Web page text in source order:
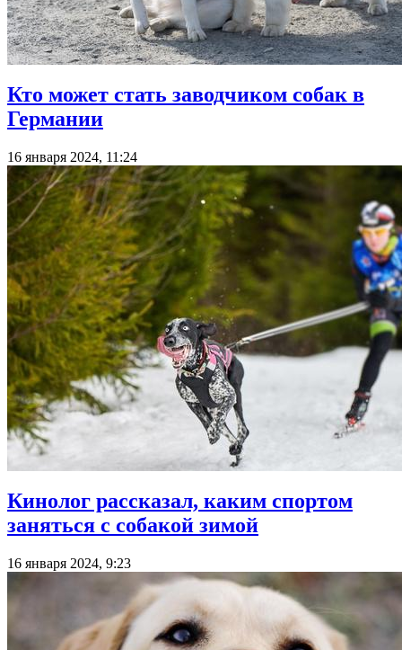
Кто может стать заводчиком собак в
Германии
16 января 2024, 11:24
Кинолог рассказал, каким спортом
заняться с собакой зимой
16 января 2024, 9:23